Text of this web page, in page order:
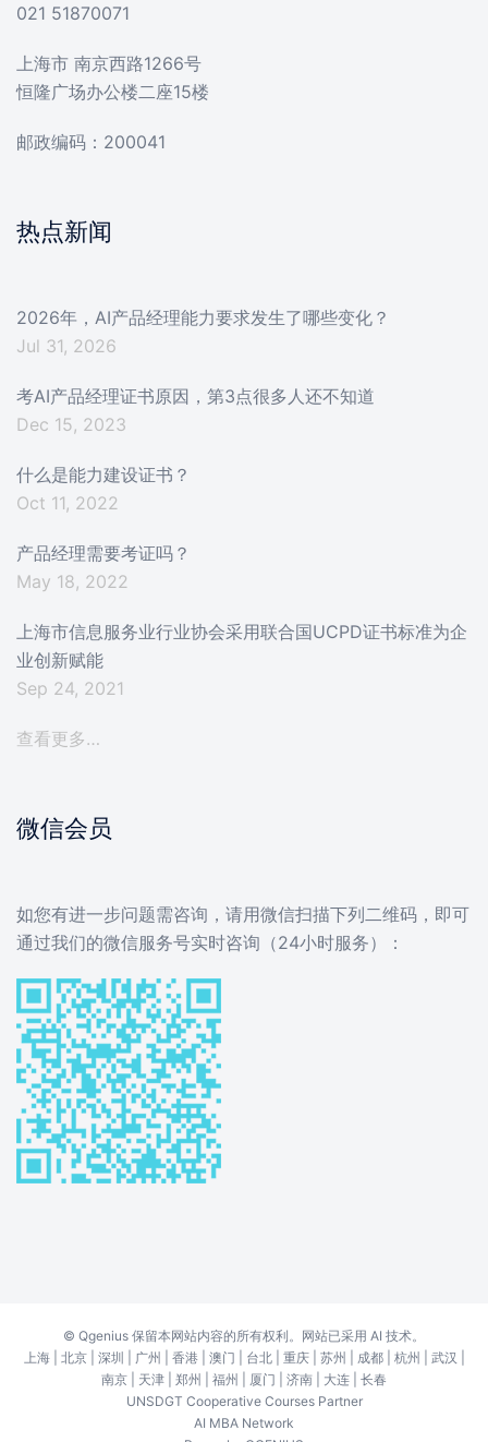
021 51870071
上海市 南京西路1266号
恒隆广场办公楼二座15楼
邮政编码：200041
热点新闻
2026年，AI产品经理能力要求发生了哪些变化？
Jul 31, 2026
考AI产品经理证书原因，第3点很多人还不知道
Dec 15, 2023
什么是能力建设证书？
Oct 11, 2022
产品经理需要考证吗？
May 18, 2022
上海市信息服务业行业协会采用联合国UCPD证书标准为企
业创新赋能
Sep 24, 2021
查看更多…
微信会员
如您有进一步问题需咨询，请用微信扫描下列二维码，即可
通过我们的微信服务号实时咨询（24小时服务）：
© Qgenius 保留本网站内容的所有权利。网站已采用 AI 技术。
上海| 北京| 深圳 广州 香港| 澳门 台北| 重庆| 苏州 成都| 杭州 武汉
南京
天津 郑州 福州 厦门 济南 大连
长春
UNSDGT Cooperative Courses Partner
AI MBA Network